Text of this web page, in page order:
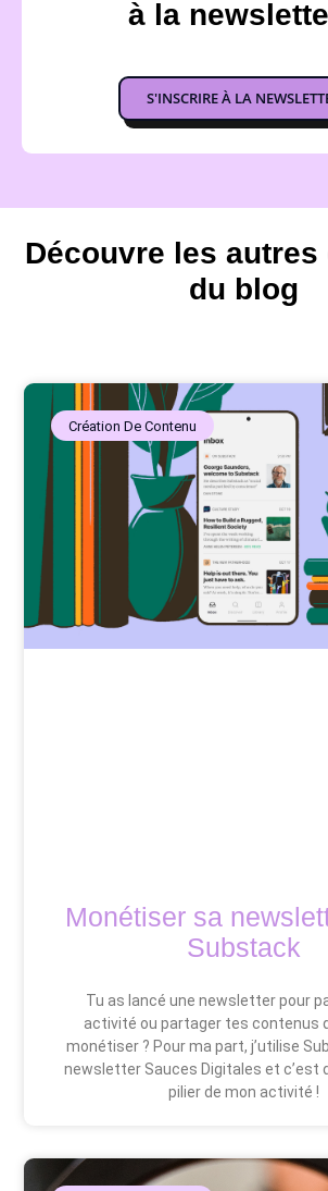
à la
S'INSCRIRE À LA
Découvre les
du blog
Création De Contenu
Monétiser sa
Substack
Tu as lancé une newsletter pour
activité ou partager tes contenus
monétiser ? Pour ma part, j’utilise
newsletter Sauces Digitales et c’est
pilier de mon activité !